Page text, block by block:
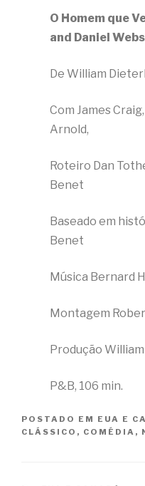
O Homem que
and Daniel
De William
Com James
Arnold,
Roteiro Dan
Benet
Baseado em
Benet
Música Bernard
Montagem
Produção
P&B, 106 min.
POSTADO EM EUA E
CLÁSSICO , COMÉDIA ,